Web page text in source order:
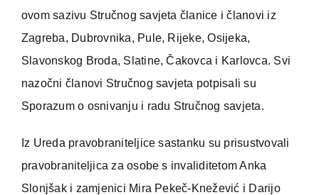
ovom sazivu Stručnog savjeta članice i članovi iz
Zagreba, Dubrovnika, Pule, Rijeke, Osijeka,
Slavonskog Broda, Slatine, Čakovca i Karlovca. Svi
nazočni članovi Stručnog savjeta potpisali su
Sporazum o osnivanju i radu Stručnog savjeta.
Iz Ureda pravobraniteljice sastanku su prisustvovali
pravobraniteljica za osobe s invaliditetom Anka
Slonjšak i zamjenici Mira Pekeč-Knežević i Darijo